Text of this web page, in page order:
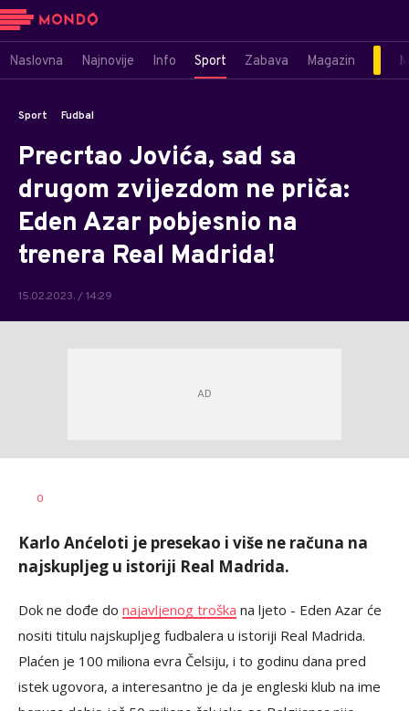
Naslovna Najnovije Info Sport Zabava Magazin
Sport Fudbal
Precrtao Jovića, sad sa
drugom zvijezdom ne priča:
Eden Azar pobjesnio na
trenera Real Madrida!
15.02.2023. / 14:29
AUTOR
0
Karlo Anćeloti je presekao i više ne računa na
najskupljeg u istoriji Real Madrida.
Dok ne dođe do najavljenog troška na ljeto - Eden Azar će
nositi titulu najskupljeg fudbalera u istoriji Real Madrida.
Plaćen je 100 miliona evra Čelsiju, i to godinu dana pred
istek ugovora, a interesantno je da je engleski klub na ime